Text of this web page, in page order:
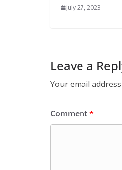
July 27, 2023
Leave a
Your email
Comment*